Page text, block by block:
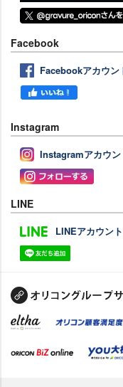
Facebook
Facebookアカウン
Instagram
Instagramアカウン
LINE
LINEアカウン